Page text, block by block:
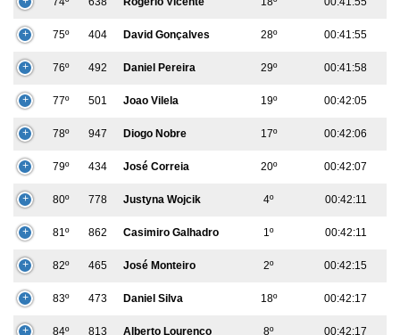
75º 404 David Gonçalves 28º 00:41:55
76º 492 Daniel Pereira 29º 00:41:58
77º 501 Joao Vilela 19º 00:42:05
78º 947 Diogo Nobre 17º 00:42:06
79º 434 José Correia 20º 00:42:07
80º 778 Justyna Wojcik 4º 00:42:11
81º 862 Casimiro Galhadro 1º 00:42:11
82º 465 José Monteiro 2º 00:42:15
83º 473 Daniel Silva 18º 00:42:17
84º 813 Alberto Lourenço 8º 00:42:17